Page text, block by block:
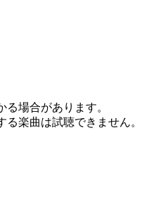
場合があります。
楽曲は試聴できません。